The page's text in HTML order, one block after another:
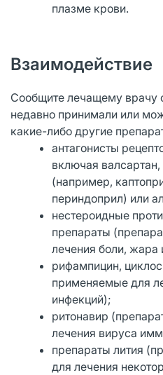
плазме крови.
Взаимодействие
Сообщите лечащему врачу
недавно принимали или
какие-либо другие
антагонисты
включая
(например,
периндоприл) или
нестероидные
препараты
лечения боли, жара
рифампицин,
применяемые для
инфекций);
ритонавир
лечения вируса
препараты лития
для лечения